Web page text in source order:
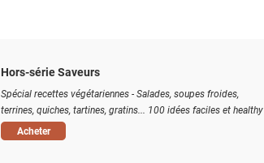
Hors-série Saveurs
Spécial recettes végétariennes - Salades, soupes froides,
terrines, quiches, tartines, gratins... 100 idées faciles et healthy
Acheter